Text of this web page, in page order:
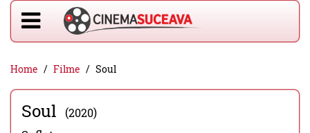
Home Filme Soul
Soul
(2020)